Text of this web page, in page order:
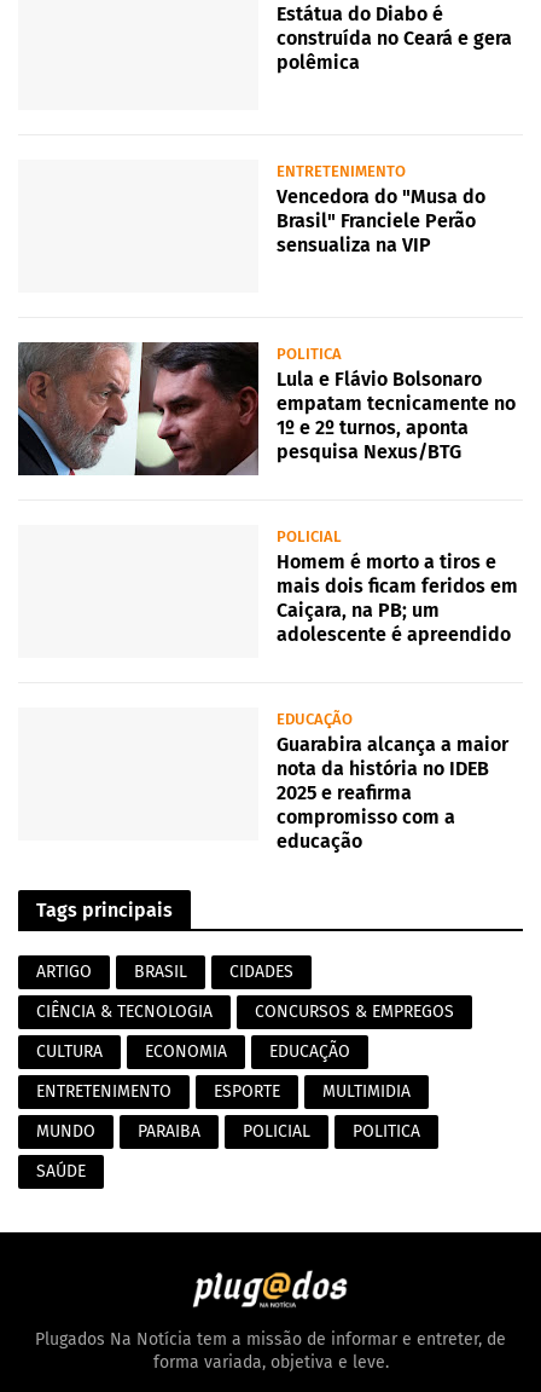
Estátua do Diabo é
construída no Ceará e gera
polêmica
ENTRETENIMENTO
Vencedora do "Musa do
Brasil" Franciele Perão
sensualiza na VIP
POLITICA
Lula e Flávio Bolsonaro
empatam tecnicamente no
1º e 2º turnos, aponta
pesquisa Nexus/BTG
POLICIAL
Homem é morto a tiros e
mais dois ficam feridos em
Caiçara, na PB; um
adolescente é apreendido
EDUCAÇÃO
Guarabira alcança a maior
nota da história no IDEB
2025 e reafirma
compromisso com a
educação
Tags principais
ARTIGO BRASIL
CIDADES
CIÊNCIA & TECNOLOGIA
CONCURSOS & EMPREGOS
CULTURA
ECONOMIA
EDUCAÇÃO
ENTRETENIMENTO
ESPORTE
MULTIMIDIA
MUNDO
PARAIBA POLICIAL
POLITICA
SAÚDE
Plugados Na Notícia tem a missão de informar e entreter, de
forma variada, objetiva e leve.